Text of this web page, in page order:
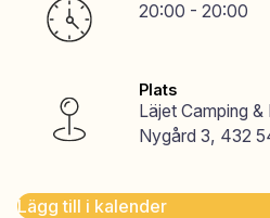
20:00 - 20:00
Plats
Läjet Camping &
Nygård 3, 432
Lägg till i kalender